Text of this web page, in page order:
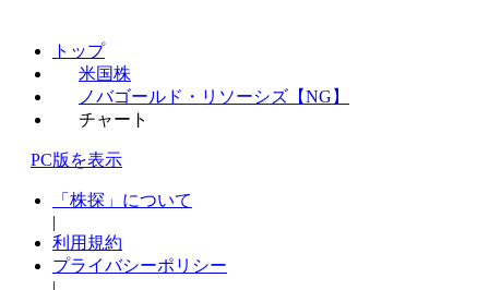
トップ
米国株
ノバゴールド・リソーシズ【NG】
チャート
PC版を表示
「株探」について
|
利用規約
プライバシーポリシー